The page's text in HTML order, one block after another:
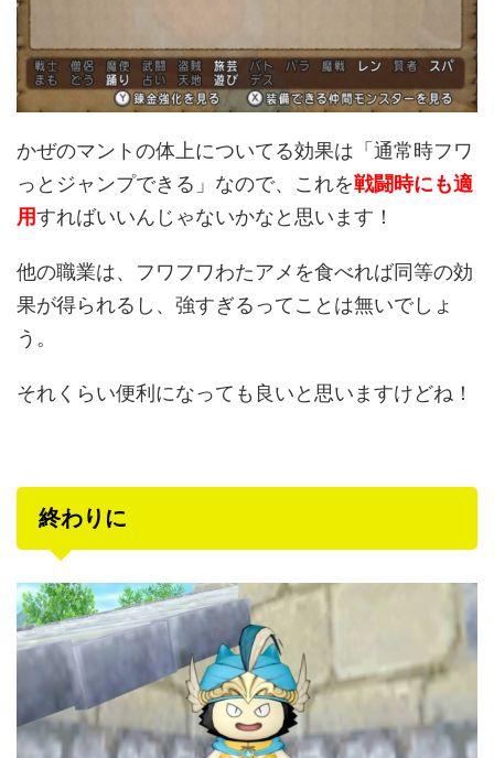
かぜのマントの体上についてる効果は「通常時フワ
っとジャンプできる」なので、これを戦闘時にも適
用すればいいんじゃないかなと思います！
他の職業は、フワフワわたアメを食べれば同等の効
果が得られるし、強すぎるってことは無いでしょ
う。
それくらい便利になっても良いと思いますけどね！
終わりに